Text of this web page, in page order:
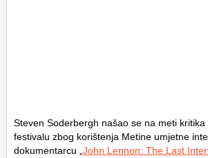
Steven Soderbergh našao se na meti kritika
festivalu zbog korištenja Metine umjetne
dokumentarcu „ John Lennon: The Last